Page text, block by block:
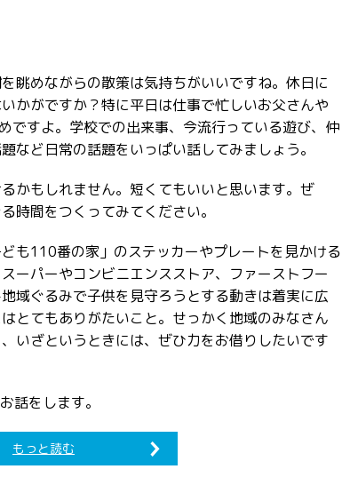
眺めながらの散策は気持ちがいいですね。休日に
かがですか？特に平日は仕事で忙しいお父さんや
ですよ。学校での出来事、今流行っている遊び、仲
など日常の話題をいっぱい話してみましょう。
かもしれません。短くてもいいと思います。ぜ
時間をつくってみてください。
も110番の家」のステッカーやプレートを見かける
ーパーやコンビニエンスストア、ファーストフー
域ぐるみで子供を見守ろうとする動きは着実に広
とてもありがたいこと。せっかく地域のみなさん
いざというときには、ぜひ力をお借りしたいです
お話をします。
もっと読む